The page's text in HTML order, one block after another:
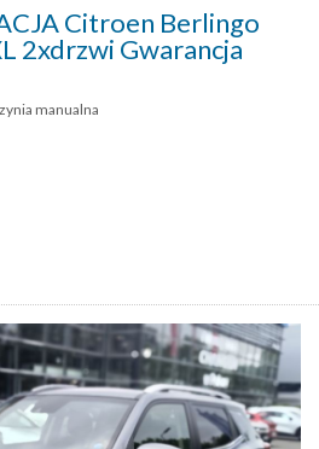
Citroen Berlingo
2xdrzwi Gwarancja
manualna